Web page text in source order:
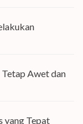
Awet dan
yang Tepat